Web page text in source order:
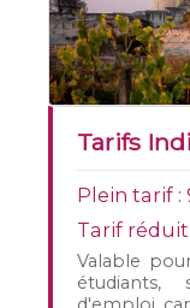
Tarifs
Plein tarif :
Tarif réduit
Valable
étudiants,